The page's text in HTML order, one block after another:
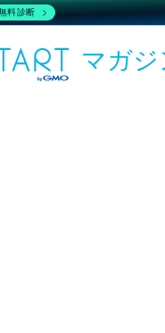
マガジ
料診断